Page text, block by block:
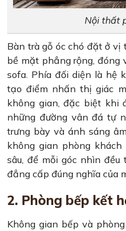
Nội thất
Bàn trà gỗ óc chó đặt ở vị
bề mặt phẳng rộng, đóng
sofa. Phía đối diện là hệ
tạo điểm nhấn thị giác
không gian, đặc biệt khi
những đường vân đá tự
trưng bày và ánh sáng
không gian phòng khách
sâu, để mỗi góc nhìn
đẳng cấp đúng nghĩa của
2. Phòng bếp kết
Không gian bếp và